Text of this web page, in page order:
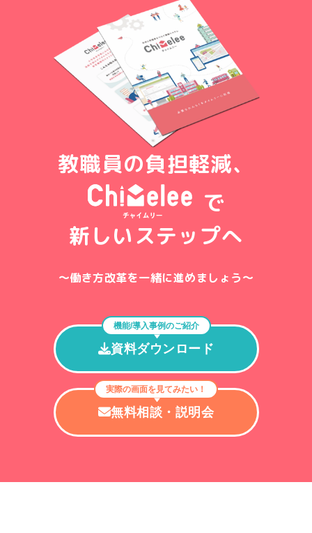
教職員の負担軽減、
で
新しいステップへ
〜働き方改革を一緒に進めましょう〜
機能/導入事例のご紹介
資料ダウンロード
実際の画面を見てみたい！
無料相談・説明会